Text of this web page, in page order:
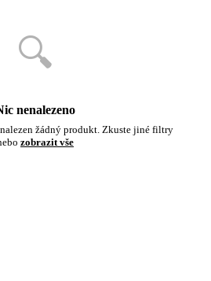
🔍
nenalezeno
žádný produkt. Zkuste jiné filtry
zobrazit vše